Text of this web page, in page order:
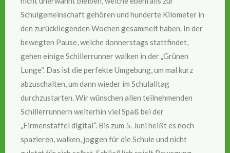
Schulgemeinschaft gehören und hunderte Kilometer in
den zurückliegenden Wochen gesammelt haben. In der
bewegten Pause, welche donnerstags stattfindet,
gehen einige Schillerrunner walken in der „Grünen
Lunge“. Das ist die perfekte Umgebung, um mal kurz
abzuschalten, um dann wieder im Schulalltag
durchzustarten. Wir wünschen allen teilnehmenden
Schillerrunnern weiterhin viel Spaß bei der
„Firmenstaffel digital“. Bis zum 5. Juni heißt es noch
spazieren, walken, joggen für die Schule und nicht